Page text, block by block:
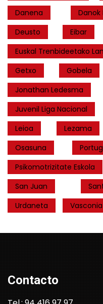
Danena
Danok
Deusto
Eibar
Euskal Trenbideetako
Getxo
Gobela
Jonathan Ledesma
Juvenil Liga Nacional
Leioa
Lezama
Osasuna
Psikomotrizitate Eskola
San Juan
Urdaneta
Vasconia
Contacto